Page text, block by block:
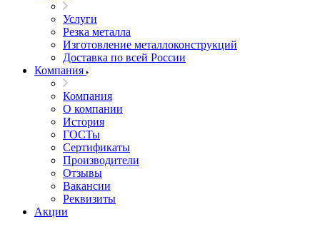
Услуги
Резка металла
Изготовление металлоконструкций
Доставка по всей России
Компания
Компания
О компании
История
ГОСТы
Сертификаты
Производители
Отзывы
Вакансии
Реквизиты
Акции